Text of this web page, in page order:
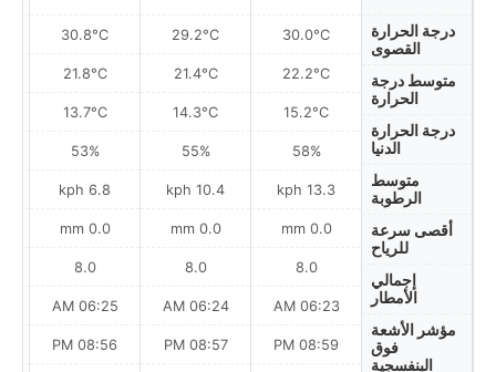
درجة الحرارة
القصوى
متوسط درجة
الحرارة
درجة الحرارة
الدنيا
متوسط
الرطوبة
أقصى سرعة
للرياح
إجمالي
الأمطار
مؤشر الأشعة
فوق
البنفسجية
30.0°C
22.2°C
15.2°C
58%
13.3 kph
0.0 mm
8.0
06:23 AM
08:59 PM
29.2°C
21.4°C
14.3°C
55%
10.4 kph
0.0 mm
8.0
06:24 AM
08:57 PM
30.8°C
21.8°C
13.7°C
53%
6.8 kph
0.0 mm
8.0
06:25 AM
08:56 PM